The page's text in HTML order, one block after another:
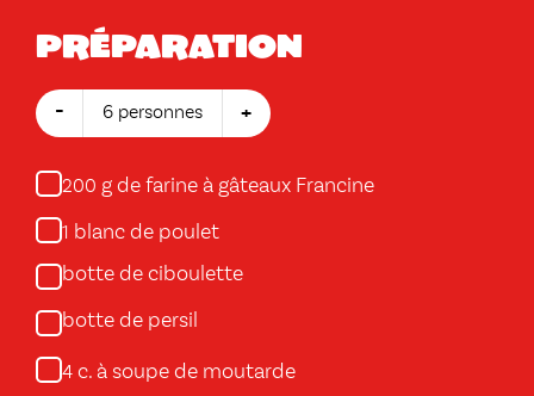
Préparation
- 6 personnes +
200 g de farine à gâteaux Francine
1 blanc de poulet
botte de ciboulette
botte de persil
4 c. à soupe de moutarde